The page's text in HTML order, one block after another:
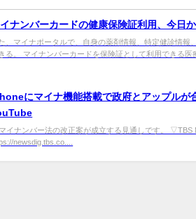
ナンバーカードの健康保険証利用、今日
、マイナポータルで、自身の薬剤情報、特定健診情報
る。 マイナンバーカードを保険証として利用できる医
にマイナ機能搭載で政府とアップルが
マイナンバー法の改正案が成立する見通しです。 ▽TBS
newsdig.tbs.co....